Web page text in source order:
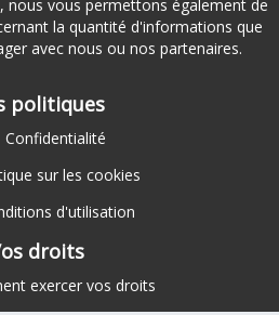
nous vous permettons également de
la quantité d'informations que
avec nous ou nos partenaires.
politiques
Confidentialité
sur les cookies
d'utilisation
droits
exercer vos droits
À propos
Nutrition